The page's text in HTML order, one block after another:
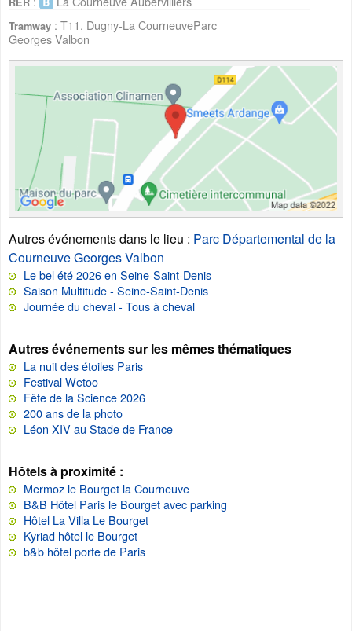
Tramway : T11, Dugny-La CourneuveParc
Georges Valbon
Autres événements dans le lieu : Parc Départemental de la
Courneuve Georges Valbon
Le bel été 2026 en Seine-Saint-Denis
Saison Multitude - Seine-Saint-Denis
Journée du cheval - Tous à cheval
Autres événements sur les mêmes thématiques
La nuit des étoiles Paris
Festival Wetoo
Fête de la Science 2026
200 ans de la photo
Léon XIV au Stade de France
Hôtels à proximité :
Mermoz le Bourget la Courneuve
B&B Hôtel Paris le Bourget avec parking
Hôtel La Villa Le Bourget
Kyriad hôtel le Bourget
b&b hôtel porte de Paris